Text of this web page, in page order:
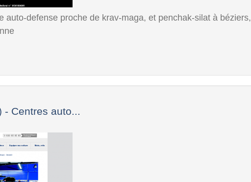
auto-defense proche de krav-maga, et penchak-silat à béziers,
- Centres auto...